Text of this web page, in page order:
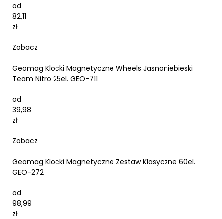
od
82,11
zł
Zobacz
Geomag Klocki Magnetyczne Wheels Jasnoniebieski
Team Nitro 25el. GEO-711
od
39,98
zł
Zobacz
Geomag Klocki Magnetyczne Zestaw Klasyczne 60el.
GEO-272
od
98,99
zł